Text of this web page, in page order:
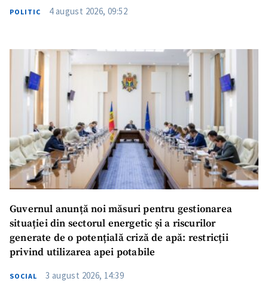
POLITIC 4 august 2026, 09:52
Guvernul anunță noi măsuri pentru gestionarea
situației din sectorul energetic și a riscurilor
generate de o potențială criză de apă: restricții
privind utilizarea apei potabile
SOCIAL 3 august 2026, 14:39